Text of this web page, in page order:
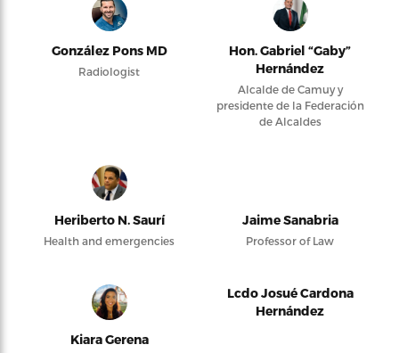
González Pons MD
Radiologist
Hon. Gabriel “Gaby”
Hernández
Alcalde de Camuy y
presidente de la Federación
de Alcaldes
Heriberto N. Saurí
Health and emergencies
Jaime Sanabria
Professor of Law
Kiara Gerena
Lcdo Josué Cardona
Hernández